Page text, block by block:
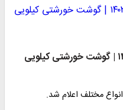
قیمت گوشت قرمز امروز ۲۵ دی ۱۴۰۳ | گوشت خورشتی کیلویی